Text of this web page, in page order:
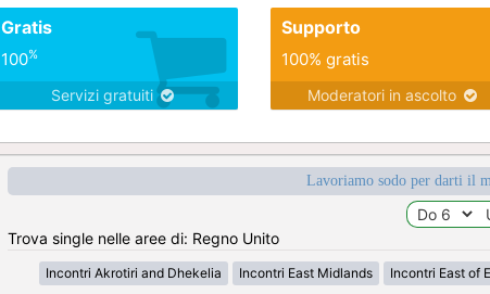
Gratis
100%
Servizi gratuiti
Supporto
100% gratis
Moderatori in ascolto
Lavoriamo sodo per darti il
Trova single nelle aree di: Regno Unito
Incontri Akrotiri and Dhekelia Incontri East Midlands Incontri East of